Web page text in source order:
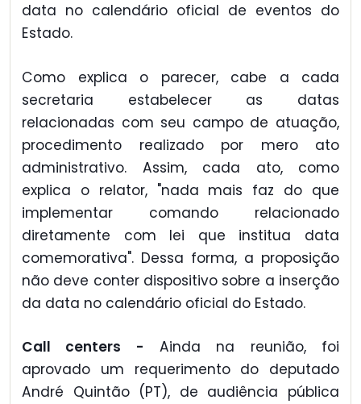
data no calendário oficial de eventos do
Estado.
Como explica o parecer, cabe a cada
secretaria estabelecer as datas
relacionadas com seu campo de atuação,
procedimento realizado por mero ato
administrativo. Assim, cada ato, como
explica o relator, "nada mais faz do que
implementar comando relacionado
diretamente com lei que institua data
comemorativa". Dessa forma, a proposição
não deve conter dispositivo sobre a inserção
da data no calendário oficial do Estado.
Call centers - Ainda na reunião, foi
aprovado um requerimento do deputado
André Quintão (PT), de audiência pública